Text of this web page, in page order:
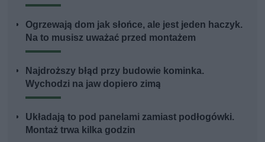
Ogrzewają dom jak słońce, ale jest jeden haczyk.
Na to musisz uważać przed montażem
Najdroższy błąd przy budowie kominka.
Wychodzi na jaw dopiero zimą
Układają to pod panelami zamiast podłogówki.
Montaż trwa kilka godzin